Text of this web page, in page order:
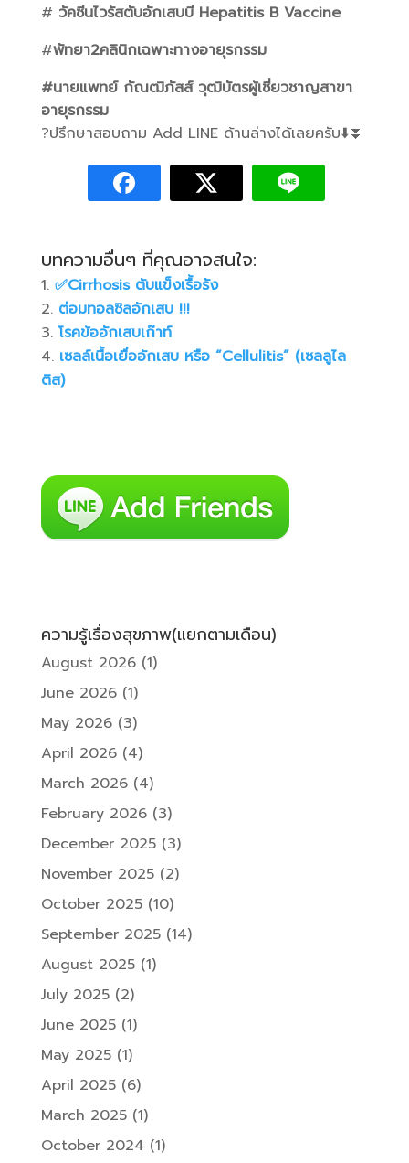
# วัคซีนไวรัสตับอักเสบบี Hepatitis B Vaccine
#พัทยา2คลินิกเฉพาะทางอายุรกรรม
#นายแพทย์ กัณฒิภัสส์ วุฒิบัตรผู้เชี่ยวชาญสาขา
อายุรกรรม
?ปรึกษาสอบถาม Add LINE ด้านล่างได้เลยครับ⬇️⏬️
บทความอื่นๆ ที่คุณอาจสนใจ:
✅️Cirrhosis ตับแข็งเรื้อรัง
ต่อมทอลซิลอักเสบ !!!
โรคข้ออักเสบเก๊าท์
เซลล์เนื้อเยื่ออักเสบ หรือ “Cellulitis” (เซลลูไล
ติส)
ความรู้เรื่องสุขภาพ(แยกตามเดือน)
August 2026(1)
June 2026(1)
May 2026(3)
April 2026(4)
March 2026(4)
February 2026(3)
December 2025(3)
November 2025(2)
October 2025(10)
September 2025(14)
August 2025(1)
July 2025(2)
June 2025(1)
May 2025(1)
April 2025(6)
March 2025(1)
October 2024 (1)